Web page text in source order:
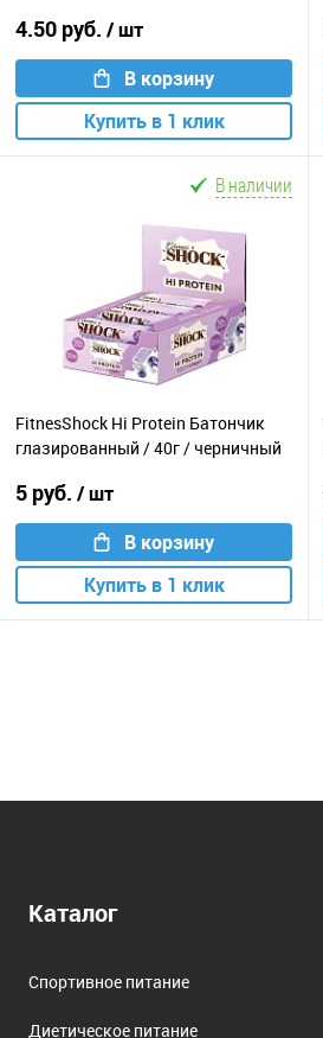
4.50 руб. / шт
В корзину
Купить в 1 клик
В наличии
FitnesShock Hi Protein Батончик
глазированный / 40г / черничный
5 руб. / шт
В корзину
Купить в 1 клик
Каталог
Спортивное питание
Диетическое питание